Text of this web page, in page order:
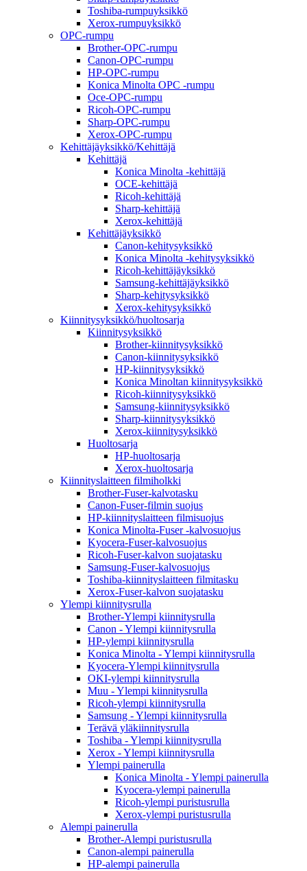
Toshiba-rumpuyksikkö
Xerox-rumpuyksikkö
OPC-rumpu
Brother-OPC-rumpu
Canon-OPC-rumpu
HP-OPC-rumpu
Konica Minolta OPC -rumpu
Oce-OPC-rumpu
Ricoh-OPC-rumpu
Sharp-OPC-rumpu
Xerox-OPC-rumpu
Kehittäjäyksikkö/Kehittäjä
Kehittäjä
Konica Minolta -kehittäjä
OCE-kehittäjä
Ricoh-kehittäjä
Sharp-kehittäjä
Xerox-kehittäjä
Kehittäjäyksikkö
Canon-kehitysyksikkö
Konica Minolta -kehitysyksikkö
Ricoh-kehittäjäyksikkö
Samsung-kehittäjäyksikkö
Sharp-kehitysyksikkö
Xerox-kehitysyksikkö
Kiinnitysyksikkö/huoltosarja
Kiinnitysyksikkö
Brother-kiinnitysyksikkö
Canon-kiinnitysyksikkö
HP-kiinnitysyksikkö
Konica Minoltan kiinnitysyksikkö
Ricoh-kiinnitysyksikkö
Samsung-kiinnitysyksikkö
Sharp-kiinnitysyksikkö
Xerox-kiinnitysyksikkö
Huoltosarja
HP-huoltosarja
Xerox-huoltosarja
Kiinnityslaitteen filmiholkki
Brother-Fuser-kalvotasku
Canon-Fuser-filmin suojus
HP-kiinnityslaitteen filmisuojus
Konica Minolta-Fuser -kalvosuojus
Kyocera-Fuser-kalvosuojus
Ricoh-Fuser-kalvon suojatasku
Samsung-Fuser-kalvosuojus
Toshiba-kiinnityslaitteen filmitasku
Xerox-Fuser-kalvon suojatasku
Ylempi kiinnitysrulla
Brother-Ylempi kiinnitysrulla
Canon - Ylempi kiinnitysrulla
HP-ylempi kiinnitysrulla
Konica Minolta - Ylempi kiinnitysrulla
Kyocera-Ylempi kiinnitysrulla
OKI-ylempi kiinnitysrulla
Muu - Ylempi kiinnitysrulla
Ricoh-ylempi kiinnitysrulla
Samsung - Ylempi kiinnitysrulla
Terävä yläkiinnitysrulla
Toshiba - Ylempi kiinnitysrulla
Xerox - Ylempi kiinnitysrulla
Ylempi painerulla
Konica Minolta - Ylempi painerulla
Kyocera-ylempi painerulla
Ricoh-ylempi puristusrulla
Xerox-ylempi puristusrulla
Alempi painerulla
Brother-Alempi puristusrulla
Canon-alempi painerulla
HP-alempi painerulla